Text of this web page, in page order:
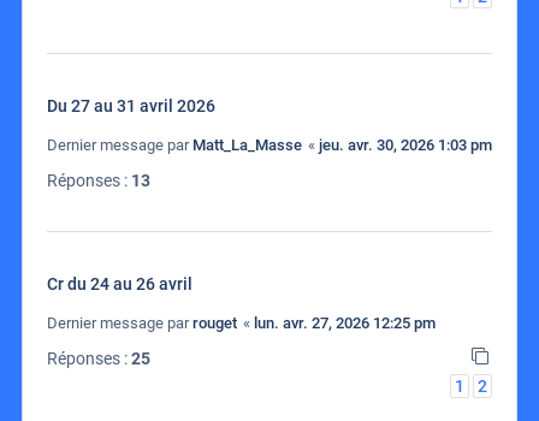
Du 27 au 31 avril 2026
Dernier message par Matt_La_Masse « jeu. avr. 30, 2026 1:03 pm
Réponses : 13
Cr du 24 au 26 avril
Dernier message parrouget « lun. avr. 27, 2026 12:25 pm
Réponses :25
1
2